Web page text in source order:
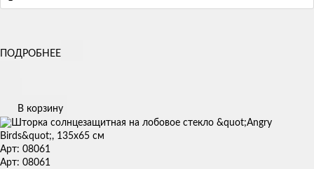
ПОДРОБНЕЕ
В корзину
Арт: 08061
Арт: 08061